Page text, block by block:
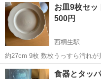
お皿9枚セッ
500円
西桐生駅
約27cm 9枚 数枚うっすら汚れが見受けられ
スなどあります。
群馬 桐生市 西桐生駅
食器とタッ